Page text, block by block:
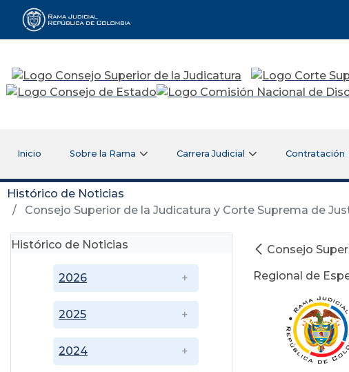
Rama Judicial
Inicio Sobre la Rama Carrera Judicial Contratación
Histórico de Noticias
Consejo Superior de la Judicatura y Corte Suprema de
Histórico de Noticias
2024
2025
2026
Consejo
Regional de